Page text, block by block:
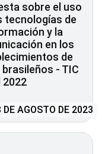
sobre el uso
tecnologías de
y la
en los
de
brasileños - TIC
2022
DE AGOSTO DE 2023